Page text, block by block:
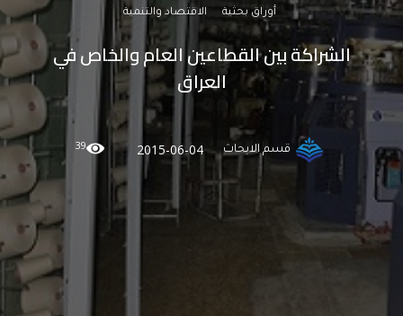
أوراق بحثية الاقتصاد والتنمية
الشراكة بين القطاعين العام والخاص في
العراق
قسم الابحاث 2015-06-04
39